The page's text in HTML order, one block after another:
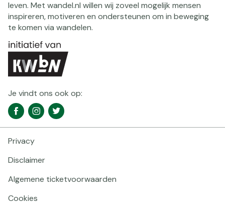
leven. Met wandel.nl willen wij zoveel mogelijk mensen
inspireren, motiveren en ondersteunen om in beweging
te komen via wandelen.
Je vindt ons ook op:
Social
media
navigatie
FacebookInstagramTwitter
Footer
Privacy
Disclaimer
Algemene ticketvoorwaarden
Cookies